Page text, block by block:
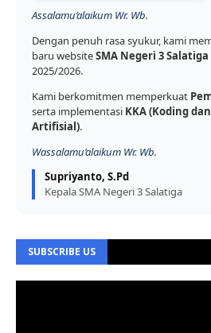
Assalamu’alaikum Wr. Wb.
Dengan penuh rasa syukur, kami
baru websiteSMA Negeri 3 Salatiga
2025/2026.
Kami berkomitmen memperkuat
serta implementasi KKA (Koding
Artifisial).
Wassalamu’alaikum Wr. Wb.
Supriyanto, S.Pd
Kepala SMA Negeri 3 Salatiga
SUBSCRIBE US